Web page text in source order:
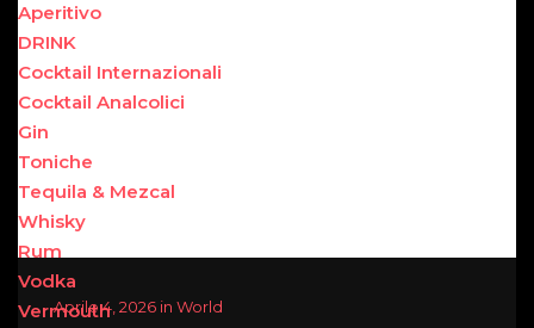
Aperitivo
DRINK
Cocktail Internazionali
Cocktail Analcolici
Gin
Toniche
Tequila & Mezcal
Whisky
Rum
Vodka
Vermouth
Aprile 4, 2026 in World